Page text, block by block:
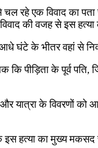
रहे एक विवाद का पता
की वजह से इस हत्या
आधे घंटे के भीतर वहां से
पीड़िता के पूर्व पति,
और यात्रा के विवरणों
हत्या का मुख्य मकसद